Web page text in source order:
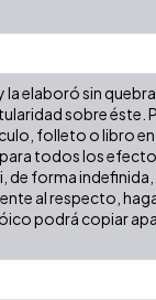
elaboró sin
sobre éste.
folleto o libro en
todos los
de forma
al respecto,
podrá copiar